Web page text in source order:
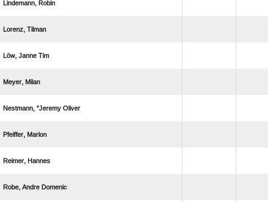
 
 
  
 
  
 
 
  